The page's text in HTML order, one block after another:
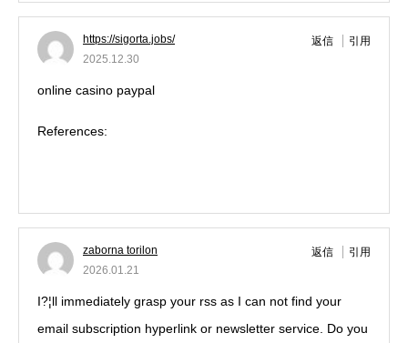
https://sigorta.jobs/
2025.12.30
返信 引用
online casino paypal
References:
zaborna torilon
2026.01.21
返信 引用
I?¦ll immediately grasp your rss as I can not find your
email subscription hyperlink or newsletter service. Do you